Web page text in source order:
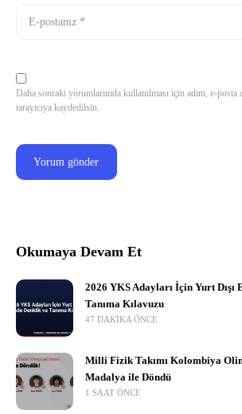
Daha sonraki yorumlarımda kullanılması için adım, e-
tarayıcıya kaydedilsin.
Okumaya Devam Et
2026 YKS Adayları İçin Yurt Dışı
Tanıma Kılavuzu
47 DAKIKA ÖNCE
Milli Fizik Takımı Kolombiya
Madalya ile Döndü
1 SAAT ÖNCE